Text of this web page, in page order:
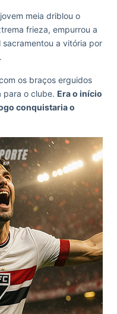
meia driblou o
frieza, empurrou a
a vitória por
os braços erguidos
para o clube. Era o início
conquistaria o